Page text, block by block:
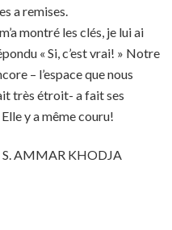
a remises.
montré les clés, je lui ai
« Si, c’est vrai! » Notre
– l’espace que nous
très étroit- a fait ses
y a même couru!
S. AMMAR KHODJA